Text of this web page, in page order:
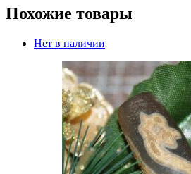
Похожие товары
Нет в наличии